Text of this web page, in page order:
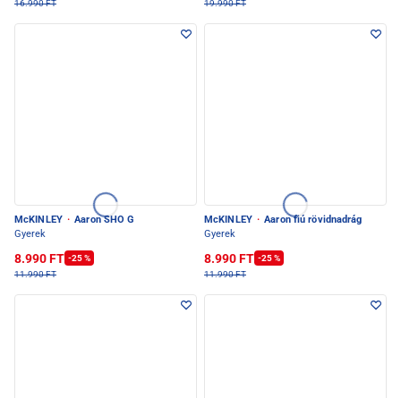
16.990 FT 19.990 FT
McKINLEY · Aaron SHO G
Gyerek
8.990 FT -25 %
11.990 FT
McKINLEY · Aaron fiú rövidnadrág
Gyerek
8.990 FT -25 %
11.990 FT